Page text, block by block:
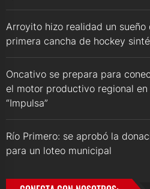
Arroyito hizo realidad un sueño
primera cancha de hockey
Oncativo se prepara para
el motor productivo regional
“Impulsa”
Río Primero: se aprobó la
para un loteo municipal